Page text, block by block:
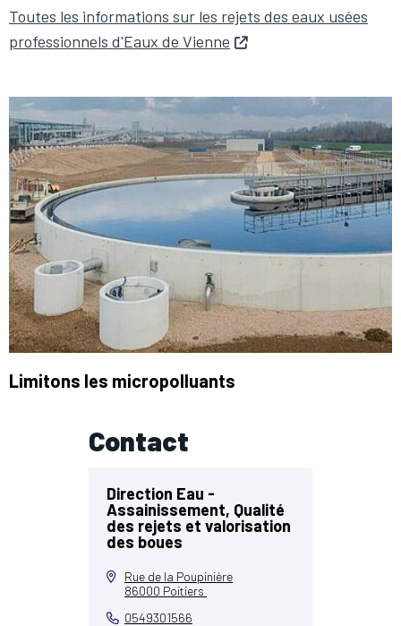
Toutes les informations sur les rejets des eaux usées
professionnels d'Eaux de Vienne
Limitons les micropolluants
Contact
Direction Eau -
Assainissement, Qualité
des rejets et valorisation
des boues
Rue de la Poupinière
86000 Poitiers
0549301566